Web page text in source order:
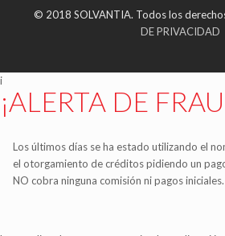
© 2018 SOLVANTIA. Todos los
DE PRIVACIDAD
i
¡ALERTA DE
Los últimos días se ha estado utilizando el
el otorgamiento de créditos pidiendo un
NO cobra ninguna comisión ni pagos iniciales.